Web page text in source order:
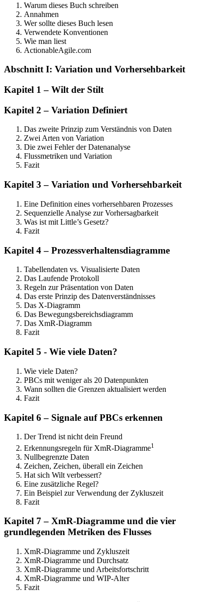
Warum dieses Buch schreiben
Annahmen
Wer sollte dieses Buch lesen
Verwendete Konventionen
Wie man liest
ActionableAgile.com
Abschnitt I: Variation und Vorhersehbarkeit
Kapitel 1 – Wilt der Stilt
Kapitel 2 – Variation Definiert
Das zweite Prinzip zum Verständnis von Daten
Zwei Arten von Variation
Die zwei Fehler der Datenanalyse
Flussmetriken und Variation
Fazit
Kapitel 3 – Variation und Vorhersehbarkeit
Eine Definition eines vorhersehbaren Prozesses
Sequenzielle Analyse zur Vorhersagbarkeit
Was ist mit Little’s Gesetz?
Fazit
Kapitel 4 – Prozessverhaltensdiagramme
Tabellendaten vs. Visualisierte Daten
Das Laufende Protokoll
Regeln zur Präsentation von Daten
Das erste Prinzip des Datenverständnisses
Das X-Diagramm
Das Bewegungsbereichsdiagramm
Das XmR-Diagramm
Fazit
Kapitel 5 - Wie viele Daten?
Wie viele Daten?
PBCs mit weniger als 20 Datenpunkten
Wann sollten die Grenzen aktualisiert werden
Fazit
Kapitel 6 – Signale auf PBCs erkennen
Der Trend ist nicht dein Freund
Erkennungsregeln für XmR-Diagramme1
Nullbegrenzte Daten
Zeichen, Zeichen, überall ein Zeichen
Hat sich Wilt verbessert?
Eine zusätzliche Regel?
Ein Beispiel zur Verwendung der Zykluszeit
Fazit
Kapitel 7 – XmR-Diagramme und die vier
grundlegenden Metriken des Flusses
XmR-Diagramme und Zykluszeit
XmR-Diagramme und Durchsatz
XmR-Diagramme und Arbeitsfortschritt
XmR-Diagramme und WIP-Alter
Fazit